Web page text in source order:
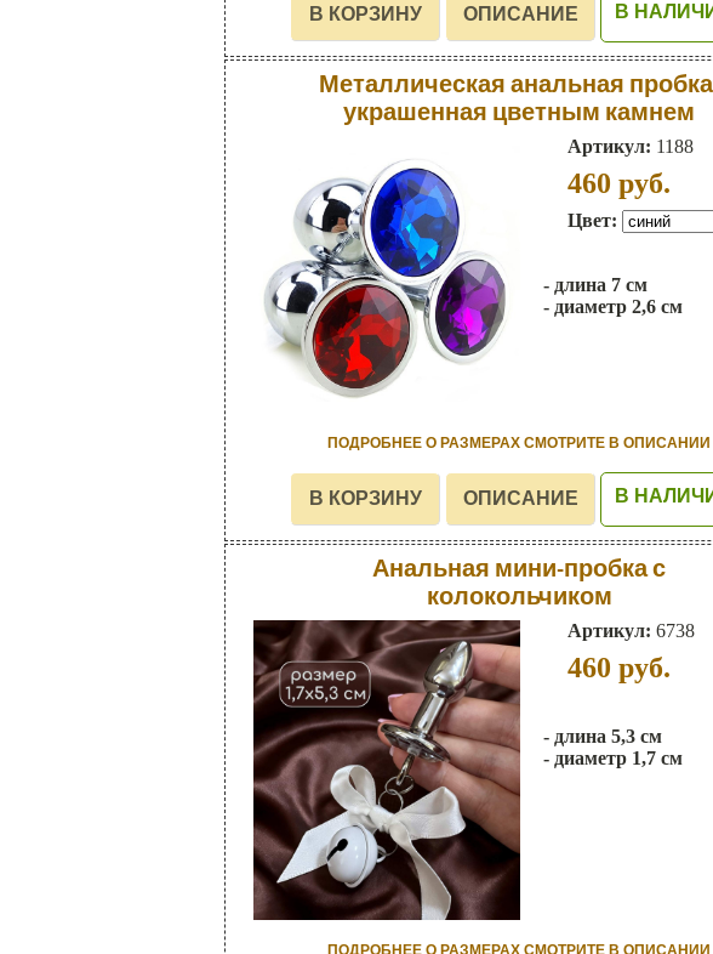
В
Металлическая анальная
украшенная цветным камнем
Артикул: 1188
460 руб.
Цвет:
- длина 7 см
- диаметр 2,6 см
ПОДРОБНЕЕ О РАЗМЕРАХ СМОТРИТЕ В ОПИСАНИИ
В
Анальная мини-пробка с
колокольчиком
Артикул: 6738
460 руб.
- длина 5,3 см
- диаметр 1,7 см
ПОДРОБНЕЕ О РАЗМЕРАХ СМОТРИТЕ В ОПИСАНИИ